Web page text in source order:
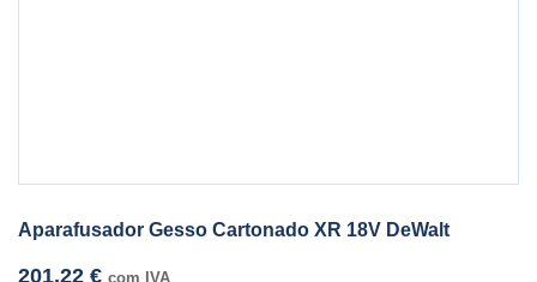
Aparafusador Gesso Cartonado XR 18V DeWalt
201,22 € com IVA